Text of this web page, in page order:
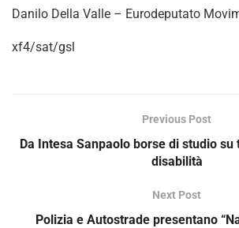
d
Danilo Della Valle – Eurodeputato
xf4/sat/gsl
Previous Post
Da Intesa Sanpaolo borse di studio
disabilità
Next Post
Polizia e Autostrade presentano